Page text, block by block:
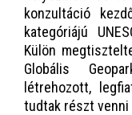
konzultáció
kategóriájú
Külön
Globális
létrehozott,
tudtak részt venni